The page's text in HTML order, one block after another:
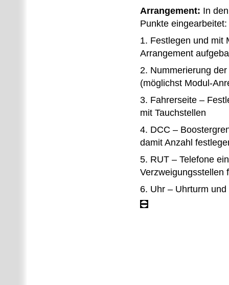
Arrangement: In
Punkte eingearbeitet:
1. Festlegen und mit
Arrangement
2. Nummerierung
(möglichst Modul-
3. Fahrerseite –
mit Tauchstellen
4. DCC –
damit Anzahl
5. RUT – Telefone
Verzweigungsstellen
6. Uhr – Uhrturm